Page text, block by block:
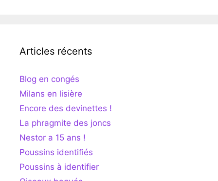
Articles récents
Blog en congés
Milans en lisière
Encore des devinettes !
La phragmite des joncs
Nestor a 15 ans !
Poussins identifiés
Poussins à identifier